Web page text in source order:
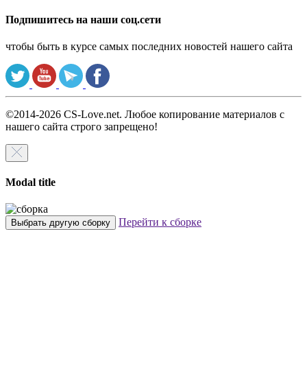
Подпишитесь на наши соц.сети
чтобы быть в курсе самых последних новостей нашего сайта
©2014-2026 CS-Love.net. Любое копирование материалов с
нашего сайта строго запрещено!
Modal title
Выбрать другую сборку Перейти к сборке